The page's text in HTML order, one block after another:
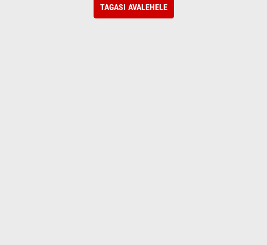
TAGASI AVALEHELE